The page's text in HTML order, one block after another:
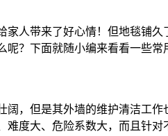
人带来了好心情！但地毯铺
？下面就随小编来看看一些常
，但是其外墙的维护清洁工
度大、危险系数大，而且针